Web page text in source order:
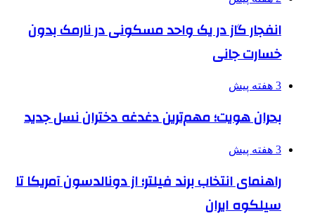
انفجار گاز در یک واحد مسکونی در نارمک بدون
خسارت جانی
3 هفته پیش
بحران هویت؛ مهم‌ترین دغدغه دختران نسل جدید
3 هفته پیش
راهنمای انتخاب برند فیلتر؛ از دونالدسون آمریکا تا
سیلکوه ایران